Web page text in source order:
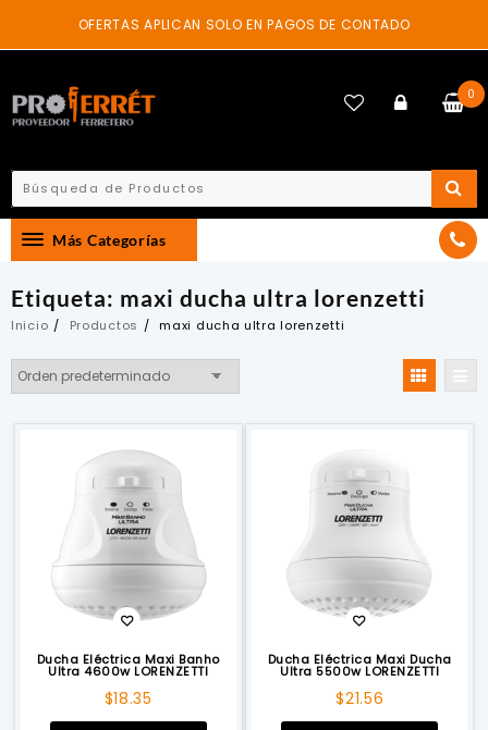
content
OFERTAS APLICAN SOLO EN PAGOS DE CONTADO
0
Más Categorías
Etiqueta: maxi ducha ultra lorenzetti
Inicio Productos maxi ducha ultra lorenzetti
Ducha Eléctrica Maxi Banho
Ultra 4600w LORENZETTI
$18.35
Ducha Eléctrica Maxi Ducha
Ultra 5500w LORENZETTI
$21.56